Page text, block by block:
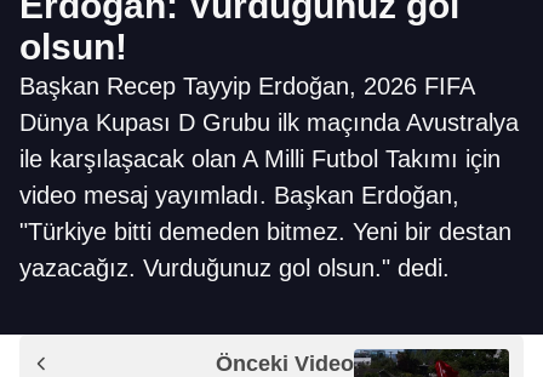
olsun!
Başkan Recep Tayyip Erdoğan, 2026 FIFA
Dünya Kupası D Grubu ilk maçında Avustralya
ile karşılaşacak olan A Milli Futbol Takımı için
video mesaj yayımladı. Başkan Erdoğan,
"Türkiye bitti demeden bitmez. Yeni bir destan
yazacağız. Vurduğunuz gol olsun." dedi.
Önceki Video